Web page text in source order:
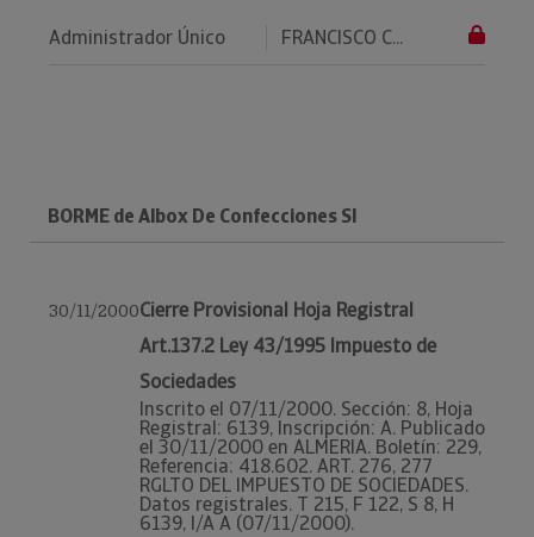
Administrador Único FRANCISCO C...
BORME de Albox De Confecciones Sl
30/11/2000Cierre Provisional Hoja Registral
Art.137.2 Ley 43/1995 Impuesto de
Sociedades
Inscrito el 07/11/2000. Sección: 8, Hoja
Registral: 6139, Inscripción: A. Publicado
el 30/11/2000 en ALMERIA. Boletín: 229,
Referencia: 418.602. ART. 276, 277
RGLTO DEL IMPUESTO DE SOCIEDADES.
Datos registrales. T 215, F 122, S 8, H
6139, I/A A (07/11/2000).